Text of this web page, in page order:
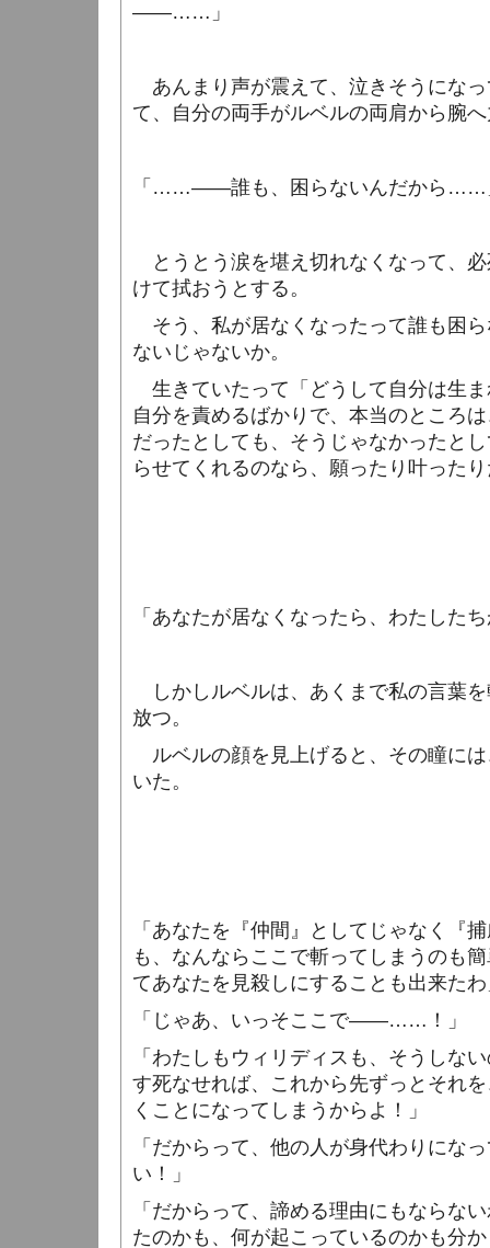
――……」
あんまり声が震えて、泣きそうにな
て、自分の両手がルベルの両肩から腕
「……――誰も、困らないんだから……
とうとう涙を堪え切れなくなって、
けて拭おうとする。
そう、私が居なくなったって誰も困
ないじゃないか。
生きていたって「どうして自分は生
自分を責めるばかりで、本当のところ
だったとしても、そうじゃなかったと
らせてくれるのなら、願ったり叶った
「あなたが居なくなったら、わたした
しかしルベルは、あくまで私の言葉
放つ。
ルベルの顔を見上げると、その瞳に
いた。
「あなたを『仲間』としてじゃなく『
も、なんならここで斬ってしまうのも
てあなたを見殺しにすることも出来た
「じゃあ、いっそここで――……！」
「わたしもウィリディスも、そうしな
す死なせれば、これから先ずっとそれ
くことになってしまうからよ！」
「だからって、他の人が身代わりにな
い！」
「だからって、諦める理由にもならな
たのかも、何が起こっているのかも分